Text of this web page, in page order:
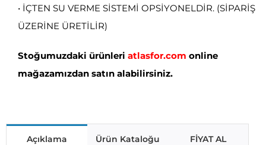
• İÇTEN SU VERME SİSTEMİ OPSİYONELDİR. (SİPARİŞ
ÜZERİNE ÜRETİLİR)
Stoğumuzdaki ürünleri atlasfor.com online
mağazamızdan satın alabilirsiniz.
Açıklama Ürün Kataloğu FİYAT AL